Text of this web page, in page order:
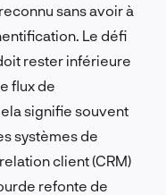
sans avoir à
Le défi
rester inférieure
flux de
signifie souvent
systèmes de
client (CRM)
refonte de